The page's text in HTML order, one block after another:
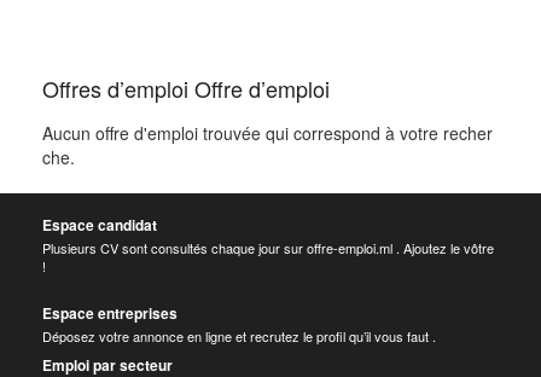
Offres d’emploi Offre d’emploi
Aucun offre d'emploi trouvée qui correspond à votre recher
che.
Espace candidat
Plusieurs CV sont consultés chaque jour sur offre-emploi.ml . Ajoutez le vôtre
!
Espace entreprises
Déposez votre annonce en ligne et recrutez le profil qu’il vous faut .
Emploi par secteur